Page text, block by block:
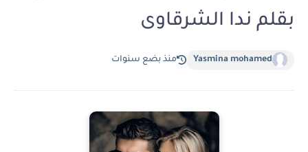
بقلم ندا الشرقاوى
Yasmina mohamed منذ بضع سنوات